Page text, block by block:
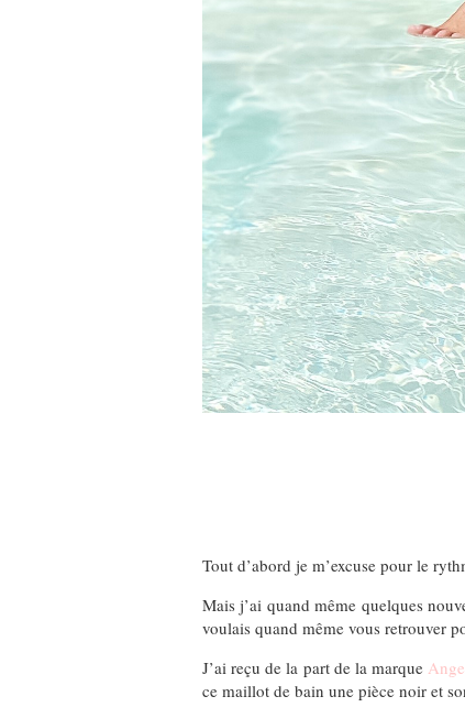
Tout d’abord je m’excuse pour le
Mais j’ai quand même quelques
voulais quand même vous retrouver
J’ai reçu de la part de la marque
ce maillot de bain une pièce noir et